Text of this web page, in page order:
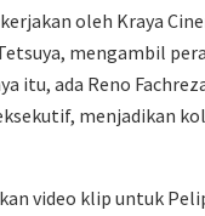
oleh Kraya
mengambil
itu, ada Reno
menjadikan
video klip untuk